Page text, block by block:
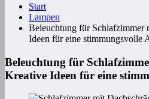
Start
Lampen
Beleuchtung für Schlafzimmer
Ideen für eine stimmungsvolle
Beleuchtung für
Kreative Ideen für eine